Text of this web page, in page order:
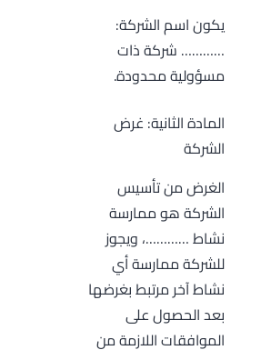
يكون اسم الشركة:
………… شركة ذات
مسؤولية محدودة.
المادة الثانية: غرض
الشركة
الغرض من تأسيس
الشركة هو ممارسة
نشاط …………، ويجوز
للشركة ممارسة أي
نشاط آخر مرتبط بغرضها
بعد الحصول على
الموافقات اللازمة من